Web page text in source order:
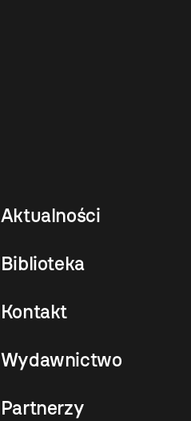
Aktualności
Biblioteka
Kontakt
Wydawnictwo
Partnerzy